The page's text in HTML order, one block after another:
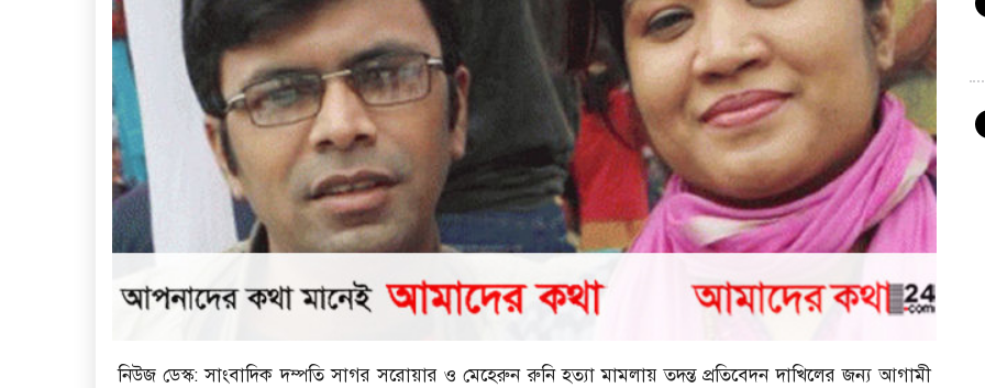
নিউজ ডেস্ক: সাংবাদিক দম্পতি সাগর সরোয়ার ও মেহেরুন রুনি হত্যা মামলায় তদন্ত প্রতিবেদন দাখিলের জন্য আগামী